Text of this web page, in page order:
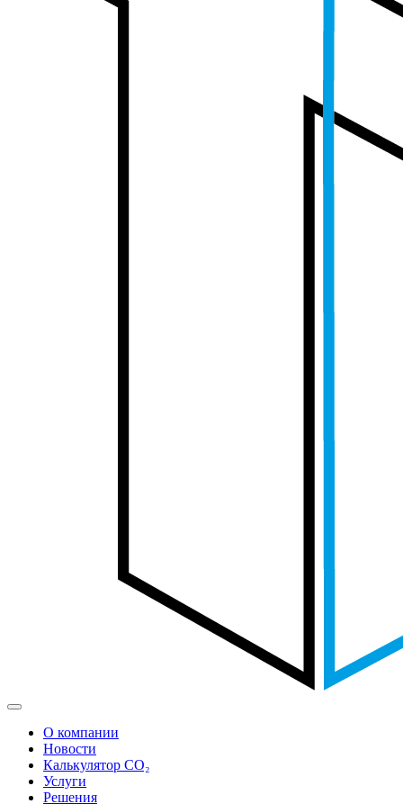
О компании
Новости
Калькулятор CO₂
Услуги
Решения